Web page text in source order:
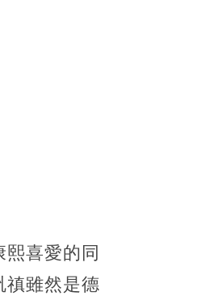
喜愛的同
禛雖然是德